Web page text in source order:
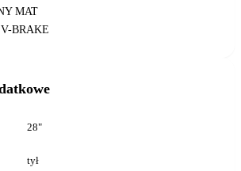
MAT
V-BRAKE
28"
tył